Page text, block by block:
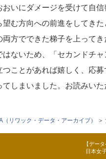
おいにダメージを受けて自
む方向への前進をしてき
方でできた梯子を上って
ないため、「セカンドチ
つことがあれば嬉しく、応
しまいました。お読みい
（リワック・データ・アーカイブ） ＞
【デー
日本女